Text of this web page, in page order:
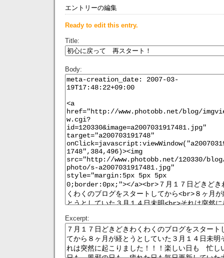
エントリーの編集
Ready to edit this entry.
Title:
Body:
Excerpt: